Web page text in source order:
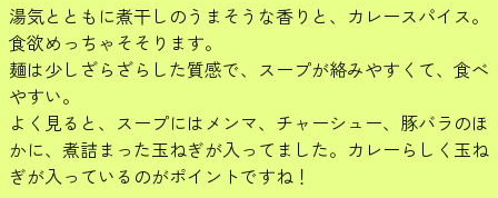
湯気とともに煮干しのうまそうな香りと、カレースパイス。
食欲めっちゃそそります。
麺は少しざらざらした質感で、スープが絡みやすくて、食べ
やすい。
よく見ると、スープにはメンマ、チャーシュー、豚バラのほ
かに、煮詰まった玉ねぎが入ってました。カレーらしく玉ね
ぎが入っているのがポイントですね！